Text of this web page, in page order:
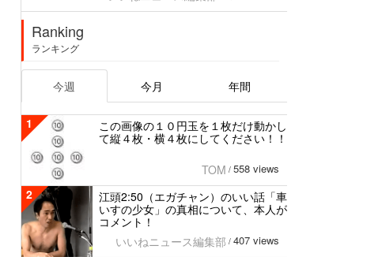
Ranking
ランキング
今週 今月 年間
1
この画像の１０円玉を１枚だけ動かし
て縦４枚・横４枚にしてください！！
TOM / 558 views
2
江頭2:50（エガチャン）のいい話「車
いすの少女」の真相について、本人が
コメント！
いいねニュース編集部 / 407 views